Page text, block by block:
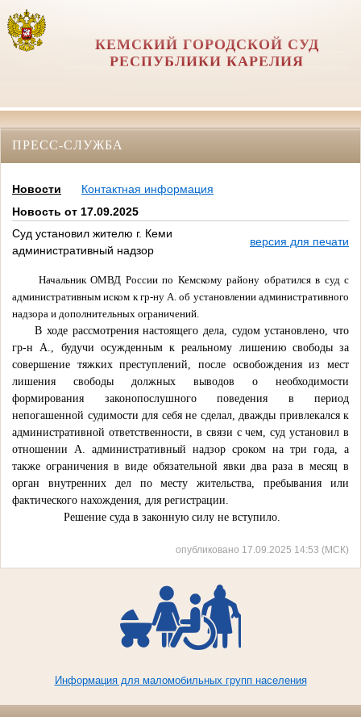
КЕМСКИЙ ГОРОДСКОЙ СУД
РЕСПУБЛИКИ КАРЕЛИЯ
ПРЕСС-СЛУЖБА
Новости
Контактная информация
Новость от 17.09.2025
Суд установил жителю г. Кеми
административный надзор
версия для печати
Начальник ОМВД России по Кемскому району обратился в суд с
административным иском к гр-ну А. об установлении административного
надзора и дополнительных ограничений.
В ходе рассмотрения настоящего дела, судом установлено, что
гр-н А., будучи осужденным к реальному лишению свободы за
совершение тяжких преступлений, после освобождения из мест
лишения свободы должных выводов о необходимости
формирования законопослушного поведения в период
непогашенной судимости для себя не сделал, дважды привлекался к
административной ответственности, в связи с чем, суд установил в
отношении А. административный надзор сроком на три года, а
также ограничения в виде обязательной явки два раза в месяц в
орган внутренних дел по месту жительства, пребывания или
фактического нахождения, для регистрации.
Решение суда в законную силу не вступило.
опубликовано 17.09.2025 14:53 (МСК)
Информация для маломобильных групп населения